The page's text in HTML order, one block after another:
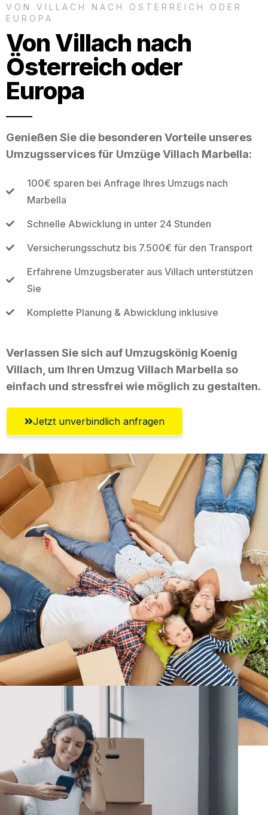
VON VILLACH NACH ÖSTERREICH ODER
EUROPA
Von Villach nach
Österreich oder
Europa
Genießen Sie die besonderen Vorteile unseres
Umzugsservices für Umzüge Villach Marbella:
100€ sparen bei Anfrage Ihres Umzugs nach
Marbella
Schnelle Abwicklung in unter 24 Stunden
Versicherungsschutz bis 7.500€ für den Transport
Erfahrene Umzugsberater aus Villach unterstützen
Sie
Komplette Planung & Abwicklung inklusive
Verlassen Sie sich auf Umzugskönig Koenig
Villach, um Ihren Umzug Villach Marbella so
einfach und stressfrei wie möglich zu gestalten.
Jetzt unverbindlich anfragen